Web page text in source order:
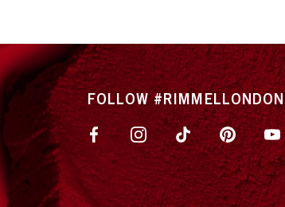
FOLLOW #RIMMELLONDON